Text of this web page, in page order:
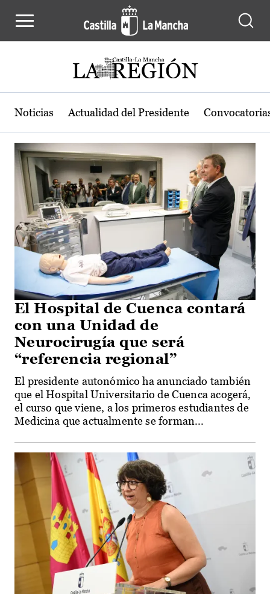
Actualidad de la región de Castilla-
Noticias Actualidad del Presidente
El Hospital de Cuenca contará
con una Unidad de
Neurocirugía que será
“referencia regional”
El presidente autonómico ha anunciado también
que el Hospital Universitario de Cuenca acogerá,
el curso que viene, a los primeros estudiantes de
Medicina que actualmente se forman...